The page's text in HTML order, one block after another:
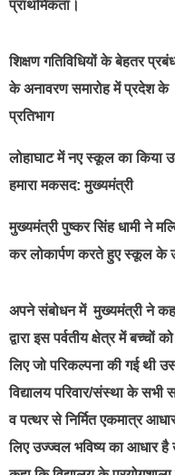
प्राथमिकता।
शिक्षण गतिविधियों के बेहतर
के अनावरण समारोह में प्रदेश के
प्रतिभाग
लोहाघाट में नए स्कूल का किया
हमारा मकसद: मुख्यमंत्री
मुख्यमंत्री पुष्कर सिंह धामी ने
कर लोकार्पण करते हुए स्कूल के
अपने संबोधन में मुख्यमंत्री ने
द्वारा इस पर्वतीय क्षेत्र में बच्चों
लिए जो परिकल्पना की गई थी
विद्यालय परिवार/संस्था के
व पत्थर से निर्मित एकमात्र
लिए उज्ज्वल भविष्य का आधार